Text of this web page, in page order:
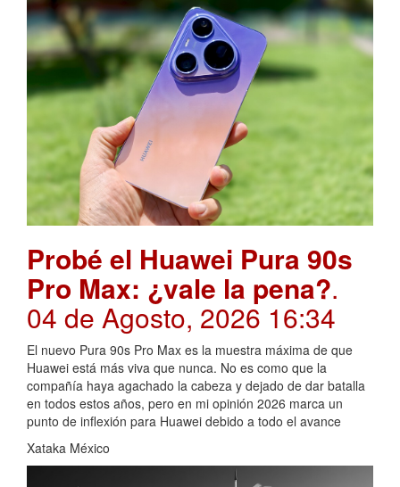
Probé el Huawei Pura 90s
Pro Max: ¿vale la pena?.
04 de Agosto, 2026 16:34
El nuevo Pura 90s Pro Max es la muestra máxima de que
Huawei está más viva que nunca. No es como que la
compañía haya agachado la cabeza y dejado de dar batalla
en todos estos años, pero en mi opinión 2026 marca un
punto de inflexión para Huawei debido a todo el avance
Xataka México